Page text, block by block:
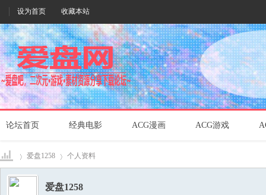
设为首页 收藏本站
论坛首页 经典电影 ACG漫画 ACG游戏
爱盘1258 个人资料
爱盘1258